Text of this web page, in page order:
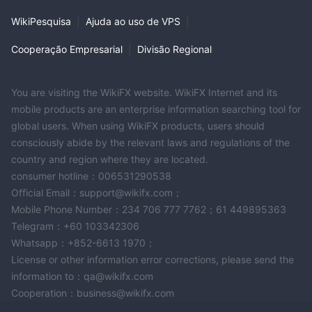
A: A CLC Securities Limited é regulada pela Comissão de
conformidade com as regulamentações financeiras.
Securities Limited?
A: A CLC Securities Limited oferece plataformas de negociação
para dispositivos móveis, PC e web, proporcionando
flexibilidade na execução de suas negociações.
WikiPesquisa Ajuda ao uso de VPS
Cooperação Empresarial Divisão Regional
You are visiting the WikiFX website. WikiFX Internet and its
mobile products are an enterprise information searching tool for
global users. When using WikiFX products, users should
consciously abide by the relevant laws and regulations of the
country and region where they are located.
consumer hotline：006531290538
Official Email：support@wikifx.com；
Mobile Phone Number：234 706 777 7762；61 449895363
Telegram：+60 103342306
Whatsapp：+852-6613 1970；
License or other information error corrections, please send the
information to：qa@wikifx.com
Cooperation：business@wikifx.com